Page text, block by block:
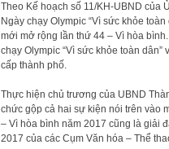
Theo Kế hoạch số 11/KH-UBND của
Ngày chạy Olympic “Vì sức khỏe
mới mở rộng lần thứ 44 – Vì hòa
chạy Olympic “Vì sức khỏe toàn
cấp thành phố.
Thực hiện chủ trương của UBND
chức gộp cả hai sự kiện nói trên vào
– Vì hòa bình năm 2017 cũng là giải
2017 của các Cụm Văn hóa – Thể